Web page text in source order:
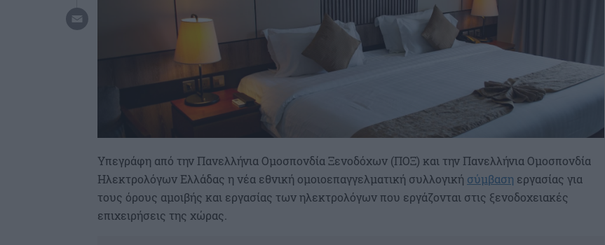
Υπεγράφη από την Πανελλήνια Ομοσπονδία Ξενοδόχων (ΠΟΞ) και την Πανελλήνια Ομοσπονδία
Ηλεκτρολόγων Ελλάδας η νέα εθνική ομοιοεπαγγελματική συλλογική σύμβαση εργασίας για
τους όρους αμοιβής και εργασίας των ηλεκτρολόγων που εργάζονται στις ξενοδοχειακές
επιχειρήσεις της χώρας.